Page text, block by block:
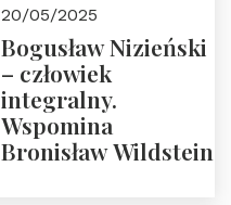
20/05/2025
Bogusław Nizieński
– człowiek
integralny.
Wspomina
Bronisław Wildstein